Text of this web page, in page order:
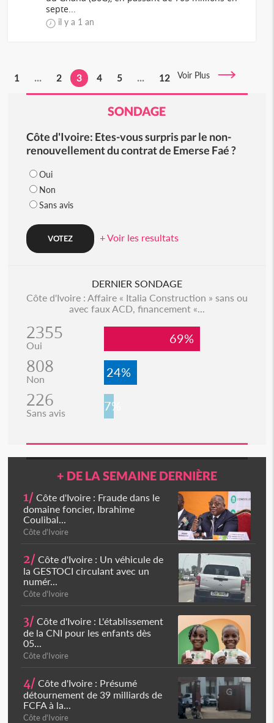
septe...
il y a 1 an
1 ... 2 3 4 5 ... 12 Voir Plus
SONDAGE
Côte d'Ivoire: Etes-vous surpris par le non-
renouvellement du contrat de Emerse Faé ?
Oui
Non
Sans avis
+ Voir les resultats
DERNIER SONDAGE
Côte d'Ivoire : Affaire « Italia Construction » sans ou
avec faux ACD, financement «...
2355
Oui 69%
808
Non 24%
226
Sans avis 7%
+ DE LA SEMAINE DERNIÈRE
1/ Côte d'Ivoire : Fraude dans le
domaine foncier, Ibrahime
Coulibal...
Côte d'Ivoire
2/ Côte d'Ivoire : Un véhicule de
la GESTOCI circulant avec un
numér...
Côte d'Ivoire
3/ Côte d'Ivoire : L'établissement
de la CNI pour les enfants dès
05...
Côte d'Ivoire
4/ Côte d'Ivoire : Présumé
détournement de 39 milliards de
FCFA à la...
Côte d'Ivoire